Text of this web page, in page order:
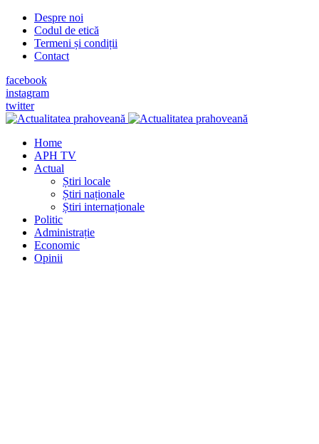
Despre noi
Codul de etică
Termeni și condiții
Contact
facebook
instagram
twitter
Home
APH TV
Actual
Știri locale
Știri naționale
Știri internaționale
Politic
Administrație
Economic
Opinii